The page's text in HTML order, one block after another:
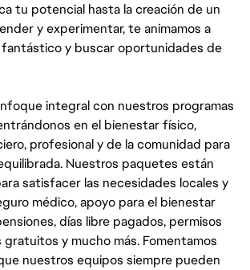
tu potencial hasta la creación de un
y experimentar, te animamos a
y buscar oportunidades de
integral con nuestros programas
en el bienestar físico,
profesional y de la comunidad para
Nuestros paquetes están
satisfacer las necesidades locales y
médico, apoyo para el bienestar
días libre pagados, permisos
gratuitos y mucho más. Fomentamos
nuestros equipos siempre pueden